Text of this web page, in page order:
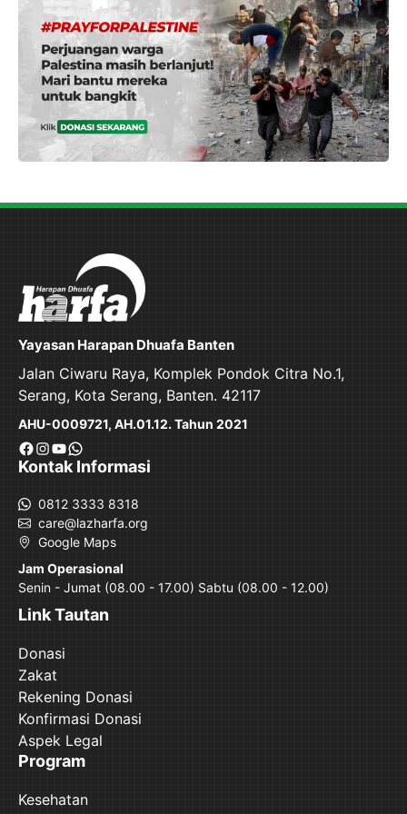
Yayasan Harapan Dhuafa Banten
Jalan Ciwaru Raya, Komplek Pondok Citra No.1,
Serang, Kota Serang, Banten. 42117
AHU-0009721, AH.01.12. Tahun 2021
Facebook
Instagram
YouTube
WhatsApp
Kontak Informasi
0812 3333 8318
care@lazharfa.org
Google Maps
Jam Operasional
Senin - Jumat (08.00 - 17.00) Sabtu (08.00 - 12.00)
Link Tautan
Donasi
Zakat
Rekening Donasi
Konfirmasi Donasi
Aspek Legal
Program
Kesehatan